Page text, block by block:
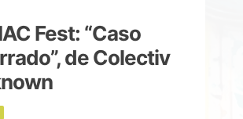
Fest: “Caso
de Colectiv